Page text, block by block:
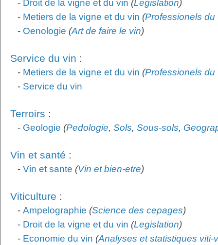
- Droit de la vigne et du vin (Legislation)
- Metiers de la vigne et du vin (Professionels du
- Oenologie (Art de faire le vin)
Service du vin :
- Metiers de la vigne et du vin (Professionels du
- Service du vin
Terroirs :
- Geologie (Pedologie, Sols, Sous-sols,
Vin et santé :
- Vin et sante (Vin et bien-etre)
Viticulture :
- Ampelographie (Science des cepages)
- Droit de la vigne et du vin (Legislation)
- Economie du vin (Analyses et statistiques viti-